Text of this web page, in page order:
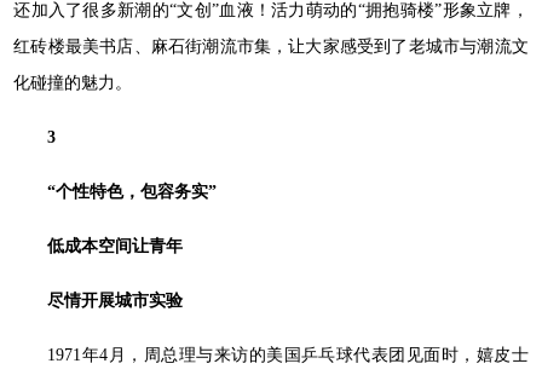
还加入了很多新潮的“文创”血液！活力萌动的“拥抱骑楼”形象立牌，
红砖楼最美书店、麻石街潮流市集，让大家感受到了老城市与潮流文
化碰撞的魅力。
3
“个性特色，包容务实”
低成本空间让青年
尽情开展城市实验
1971年4月，周总理与来访的美国乒乓球代表团见面时，嬉皮士